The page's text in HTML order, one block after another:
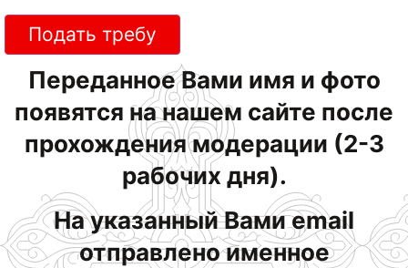
Подать требу
Переданное Вами имя и фото
появятся на нашем сайте после
прохождения модерации (2-3
рабочих дня).
На указанный Вами email
отправлено именное